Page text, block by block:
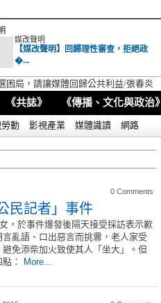
媒改聲明
【媒改聲明】回歸理性審查，拒絕政
�...
困局，請讓媒體回歸公共利益/張春炎
《共誌》 《傳播、文化與政治》
動 影視產業 媒體識讀 網路
0 Comments
民記者」事件
，於事件爆發後隔天接受採訪表示歉
亂語、口出惡言而挑釁，老人家受
免添柴加火致使其人「坐大」。但
：
More...